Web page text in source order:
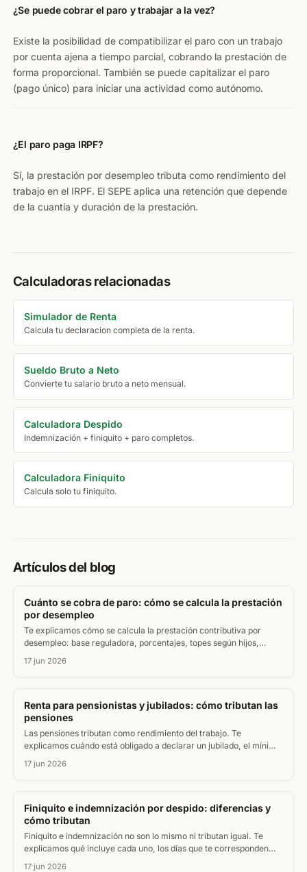
¿Se puede cobrar el paro y trabajar a la vez?
Existe la posibilidad de compatibilizar el paro con un trabajo
por cuenta ajena a tiempo parcial, cobrando la prestación de
forma proporcional. También se puede capitalizar el paro
(pago único) para iniciar una actividad como autónomo.
¿El paro paga IRPF?
Sí, la prestación por desempleo tributa como rendimiento del
trabajo en el IRPF. El SEPE aplica una retención que depende
de la cuantía y duración de la prestación.
Calculadoras relacionadas
Simulador de Renta
Calcula tu declaracion completa de la renta.
Sueldo Bruto a Neto
Convierte tu salario bruto a neto mensual.
Calculadora Despido
Indemnización + finiquito + paro completos.
Calculadora Finiquito
Calcula solo tu finiquito.
Artículos del blog
Cuánto se cobra de paro: cómo se calcula la prestación
por desempleo
Te explicamos cómo se calcula la prestación contributiva por
desempleo: base reguladora, porcentajes, topes según hijos,
cuánto dura el paro y si tributa en el IRPF.
17 jun 2026
Renta para pensionistas y jubilados: cómo tributan las
pensiones
Las pensiones tributan como rendimiento del trabajo. Te
explicamos cuándo está obligado a declarar un jubilado, el mínimo
por edad y las deducciones que más ahorran.
17 jun 2026
Finiquito e indemnización por despido: diferencias y
cómo tributan
Finiquito e indemnización no son lo mismo ni tributan igual. Te
explicamos qué incluye cada uno, los días que te corresponden
por despido y qué parte paga IRPF.
17 jun 2026